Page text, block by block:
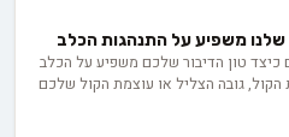
הפכו לחברים הנאמנים שלנו? ומה
של הקשר הזה לחזק את בריאותנו
שלנו משפיע על התנהגות הכלב
טון הדיבור שלכם משפיע על הכלב
גובה הצליל או עוצמת הקול שלכם